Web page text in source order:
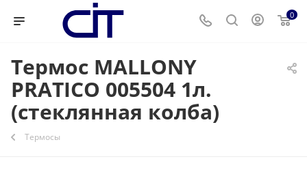
0
Термос MALLONY
PRATICO 005504 1л.
(стеклянная колба)
Термосы